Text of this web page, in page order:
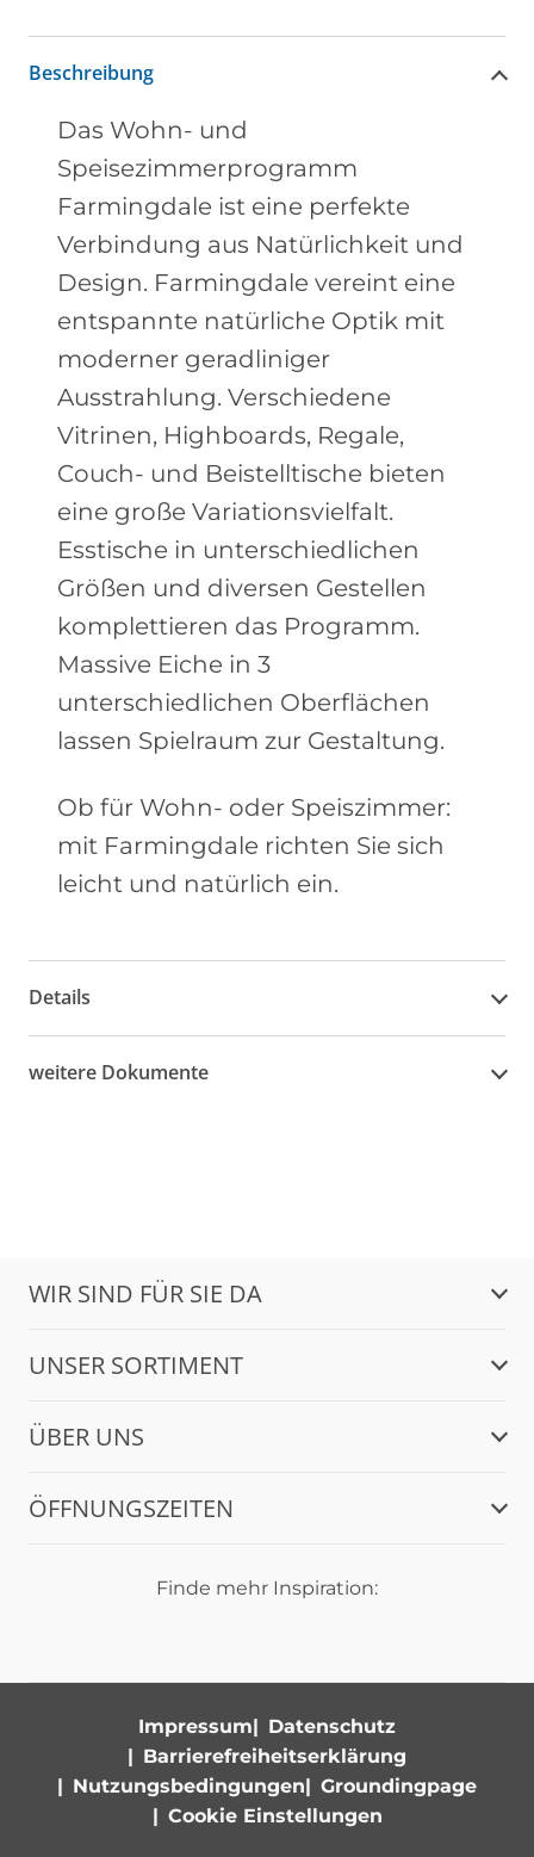
Beschreibung
Das Wohn- und
Speisezimmerprogramm
Farmingdale ist eine perfekte
Verbindung aus Natürlichkeit und
Design. Farmingdale vereint eine
entspannte natürliche Optik mit
moderner geradliniger
Ausstrahlung. Verschiedene
Vitrinen, Highboards, Regale,
Couch- und Beistelltische bieten
eine große Variationsvielfalt.
Esstische in unterschiedlichen
Größen und diversen Gestellen
komplettieren das Programm.
Massive Eiche in 3
unterschiedlichen Oberflächen
lassen Spielraum zur Gestaltung.
Ob für Wohn- oder Speiszimmer:
mit Farmingdale richten Sie sich
leicht und natürlich ein.
Details
weitere Dokumente
WIR SIND FÜR SIE DA
UNSER SORTIMENT
ÜBER UNS
ÖFFNUNGSZEITEN
Finde mehr Inspiration:
Impressum
Datenschutz
Barrierefreiheitserklärung
Nutzungsbedingungen
Groundingpage
Cookie Einstellungen